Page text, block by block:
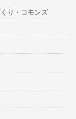
り・コモンズ